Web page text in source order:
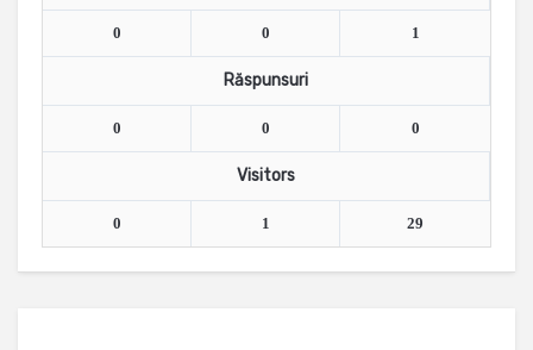
0 0 1
Răspunsuri
0 0 0
Visitors
0 1 29